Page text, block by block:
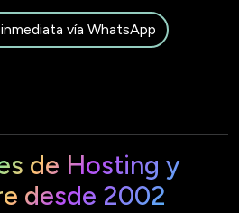
vía WhatsApp
de Hosting y
desde 2002